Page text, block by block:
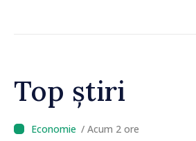
Top știri
/ Acum 37 minute